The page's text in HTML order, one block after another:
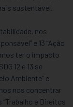
sustentável.
nos
e 13 “Ação
ter o impacto
12 e 13 se
Ambiente” e
nos concentrar
e Direitos